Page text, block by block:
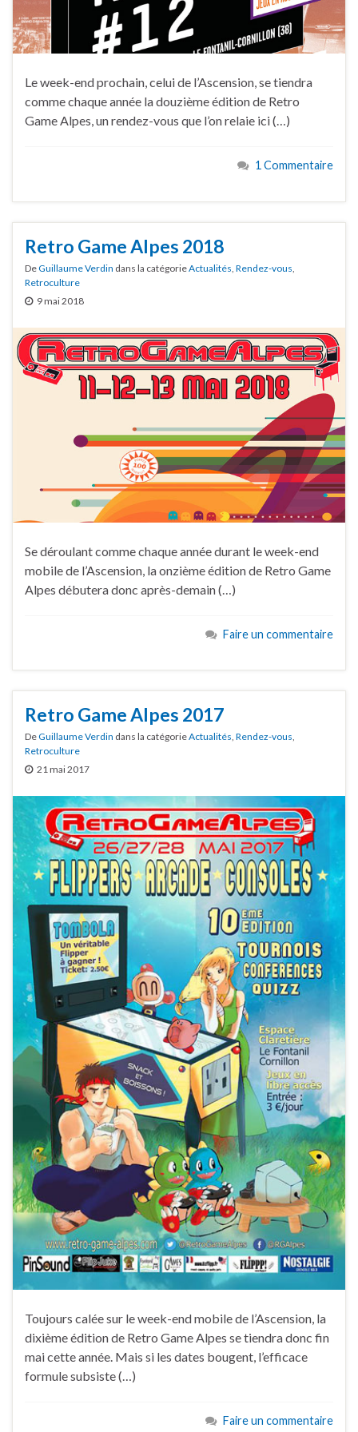
Le week-end prochain, celui de l’Ascension, se tiendra
comme chaque année la douzième édition de Retro
Game Alpes, un rendez-vous que l’on relaie ici (…)
1 Commentaire
Retro Game Alpes 2018
DeGuillaume Verdin dans la catégorieActualités Rendez-vous
Retroculture
9 mai 2018
Se déroulant comme chaque année durant le week-end
mobile de l’Ascension, la onzième édition de Retro Game
Alpes débutera donc après-demain (…)
Faire un commentaire
Retro Game Alpes 2017
DeGuillaume Verdin dans la catégorieActualités, Rendez-vous,
Retroculture
21 mai 2017
Toujours calée sur le week-end mobile de l’Ascension, la
dixième édition de Retro Game Alpes se tiendra donc fin
mai cette année. Mais si les dates bougent, l’efficace
formule subsiste (…)
Faire un commentaire